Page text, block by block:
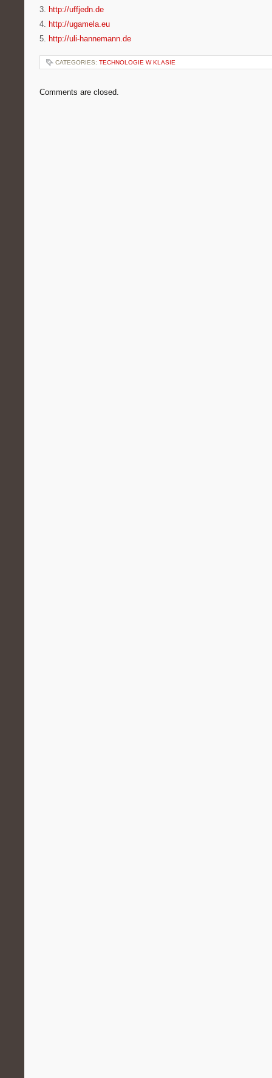
3. http://uffjedn.de
4. http://ugamela.eu
5. http://uli-hannemann.de
CATEGORIES: TECHNOLOGIE W KLASIE
Comments are closed.